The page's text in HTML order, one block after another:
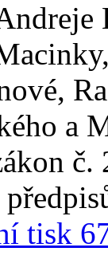
a
č.
tisk